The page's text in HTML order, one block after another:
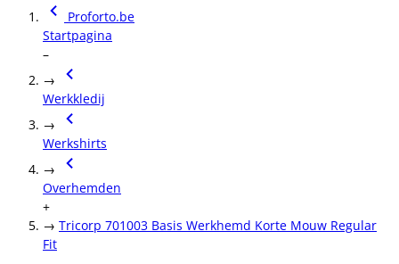
Proforto.be
Startpagina
–
→
Werkkledij
→
Werkshirts
→
Overhemden
+
→ Tricorp 701003 Basis Werkhemd Korte Mouw Regular
Fit